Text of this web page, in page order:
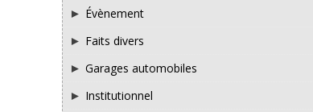
Évènement
Faits divers
Garages automobiles
Institutionnel